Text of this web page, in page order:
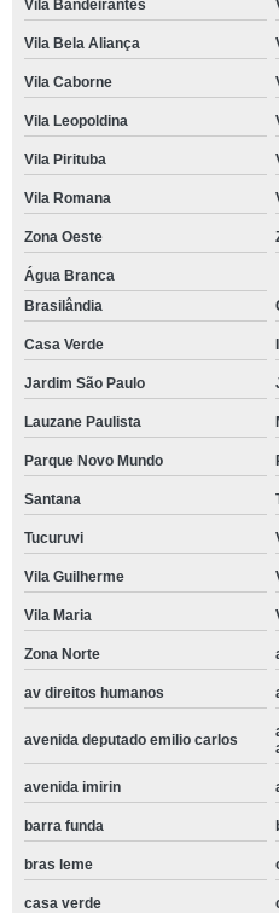
Vila Bandeirantes
Vila Bela Aliança
Vila Caborne
Vila Leopoldina
Vila Pirituba
Vila Romana
Zona Oeste
Água Branca
Brasilândia
Casa Verde
Jardim São Paulo
Lauzane Paulista
Parque Novo Mundo
Santana
Tucuruvi
Vila Guilherme
Vila Maria
Zona Norte
av direitos humanos
avenida deputado emilio carlos
avenida imirin
barra funda
bras leme
casa verde